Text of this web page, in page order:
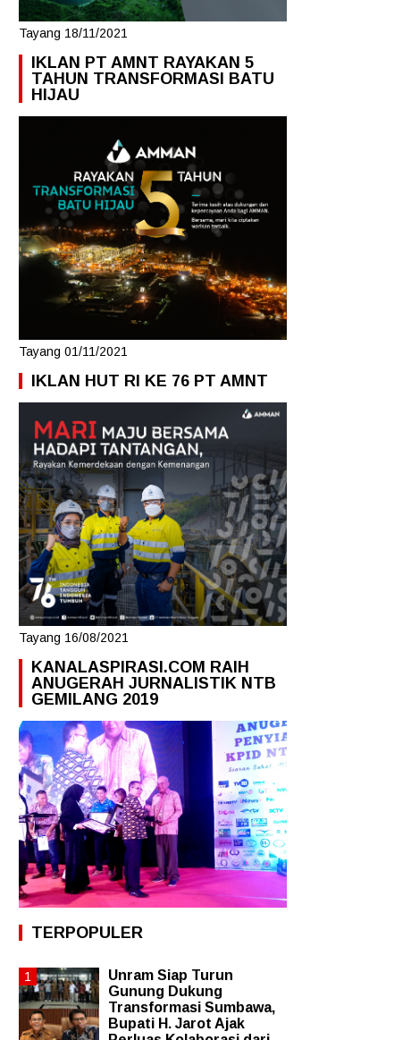
Tayang 18/11/2021
IKLAN PT AMNT RAYAKAN 5
TAHUN TRANSFORMASI BATU
HIJAU
Tayang 01/11/2021
IKLAN HUT RI KE 76 PT AMNT
Tayang 16/08/2021
KANALASPIRASI.COM RAIH
ANUGERAH JURNALISTIK NTB
GEMILANG 2019
TERPOPULER
Unram Siap Turun
Gunung Dukung
Transformasi Sumbawa,
Bupati H. Jarot Ajak